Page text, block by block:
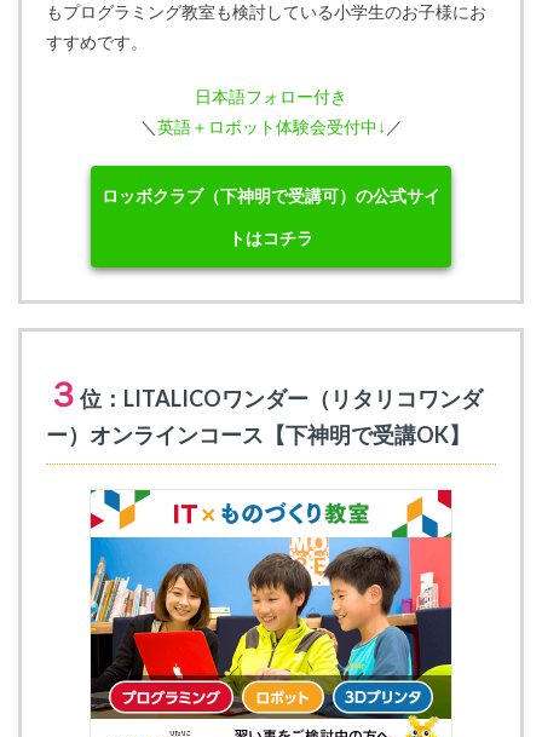
もプログラミング教室も検討している小学生のお子様にお
すすめです。
日本語フォロー付き
＼ 英語＋ロボット体験会受付中↓ ／
ロッボクラブ（下神明で受講可）の公式サイ
トはコチラ
３ 位：LITALICOワンダー（リタリコワンダ
ー）オンラインコース【下神明で受講OK】